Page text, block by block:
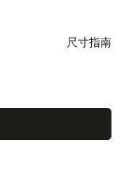
尺寸指南